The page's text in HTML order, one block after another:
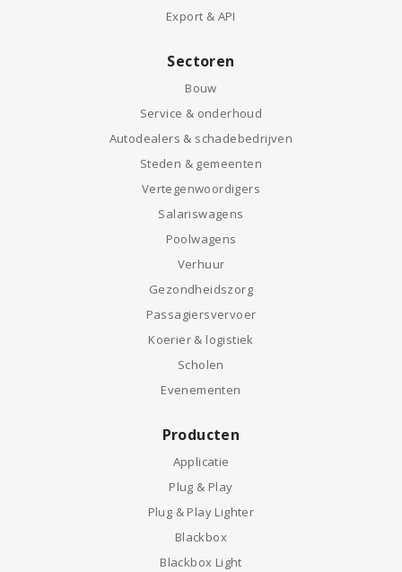
Export & API
Sectoren
Bouw
Service & onderhoud
Autodealers & schadebedrijven
Steden & gemeenten
Vertegenwoordigers
Salariswagens
Poolwagens
Verhuur
Gezondheidszorg
Passagiersvervoer
Koerier & logistiek
Scholen
Evenementen
Producten
Applicatie
Plug & Play
Plug & Play Lighter
Blackbox
Blackbox Light